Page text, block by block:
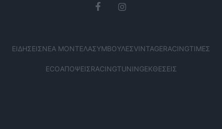
ΕΙΔΉΣΕΙΣΝΈΑ ΜΟΝΤΈΛΑΣΥΜΒΟΥΛΈΣVINTAGERACINGΤΙΜΈΣ
ECOΑΠΌΨΕΙΣRACINGTUNINGΕΚΘΈΣΕΙΣ